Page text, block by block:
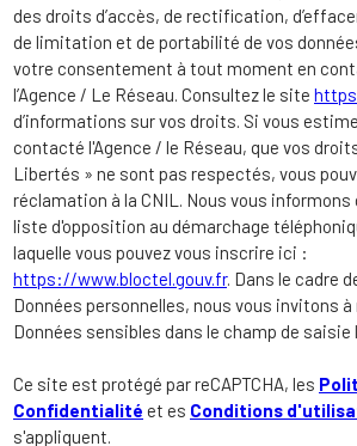
des droits d’accès, de rectification,
de limitation et de portabilité de vos
votre consentement à tout moment en
l’Agence / Le Réseau. Consultez le site
d’informations sur vos droits. Si vous
contacté l'Agence / le Réseau, que vos
Libertés » ne sont pas respectés, vous
réclamation à la CNIL. Nous vous informons
liste d'opposition au démarchage
laquelle vous pouvez vous inscrire ici :
https://www.bloctel.gouv.fr. Dans le cadre
Données personnelles, nous vous invitons
Données sensibles dans le champ de saisie
Ce site est protégé par reCAPTCHA, les
Confidentialité et es Conditions
s'appliquent.